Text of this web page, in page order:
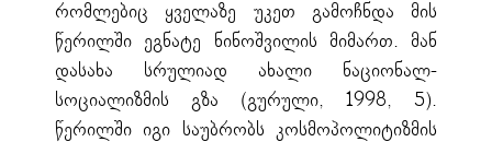
რომლებიც ყველაზე უკეთ გამოჩნდა მის
წერილში ეგნატე ნინოშვილის მიმართ. მან
დასახა სრულიად ახალი ნაციონალ-
სოციალიზმის გზა (გურული, 1998, 5).
წერილში იგი საუბრობს კოსმოპოლიტიზმის